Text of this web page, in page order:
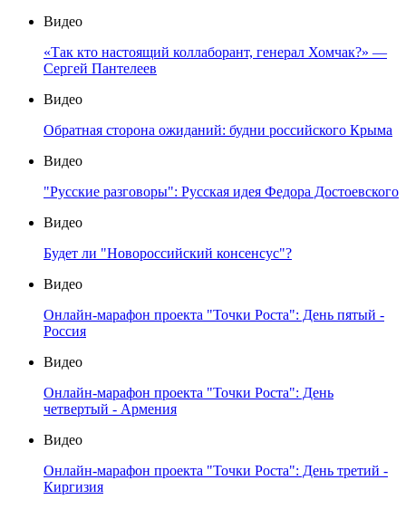
Видео
«Так кто настоящий коллаборант, генерал Хомчак?» —
Сергей Пантелеев
Видео
Обратная сторона ожиданий: будни российского Крыма
Видео
"Русские разговоры": Русская идея Федора Достоевского
Видео
Будет ли "Новороссийский консенсус"?
Видео
Онлайн-марафон проекта "Точки Роста": День пятый -
Россия
Видео
Онлайн-марафон проекта "Точки Роста": День
четвертый - Армения
Видео
Онлайн-марафон проекта "Точки Роста": День третий -
Киргизия